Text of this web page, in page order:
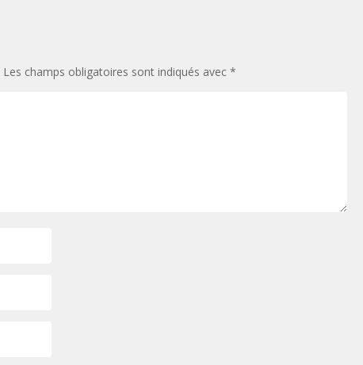
Les champs obligatoires sont indiqués avec *